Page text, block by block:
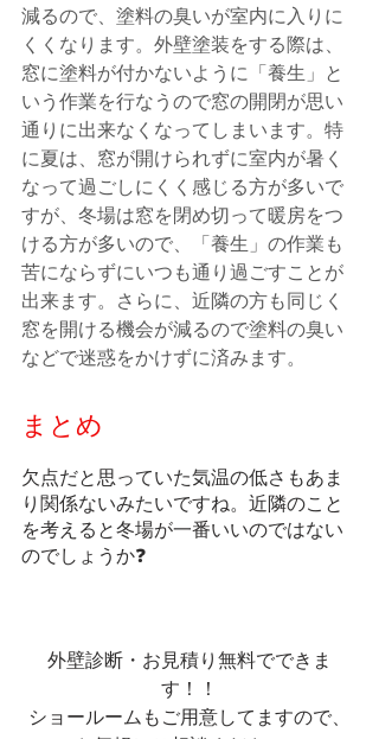
減るので、塗料の臭いが室内に入りに
くくなります。外壁塗装をする際は、
窓に塗料が付かないように「養生」と
いう作業を行なうので窓の開閉が思い
通りに出来なくなってしまいます。特
に夏は、窓が開けられずに室内が暑く
なって過ごしにくく感じる方が多いで
すが、冬場は窓を閉め切って暖房をつ
ける方が多いので、「養生」の作業も
苦にならずにいつも通り過ごすことが
出来ます。さらに、近隣の方も同じく
窓を開ける機会が減るので塗料の臭い
などで迷惑をかけずに済みます。
まとめ
欠点だと思っていた気温の低さもあま
り関係ないみたいですね。近隣のこと
を考えると冬場が一番いいのではない
のでしょうか❓
外壁診断・お見積り無料でできま
す！！
ショールームもご用意してますので、